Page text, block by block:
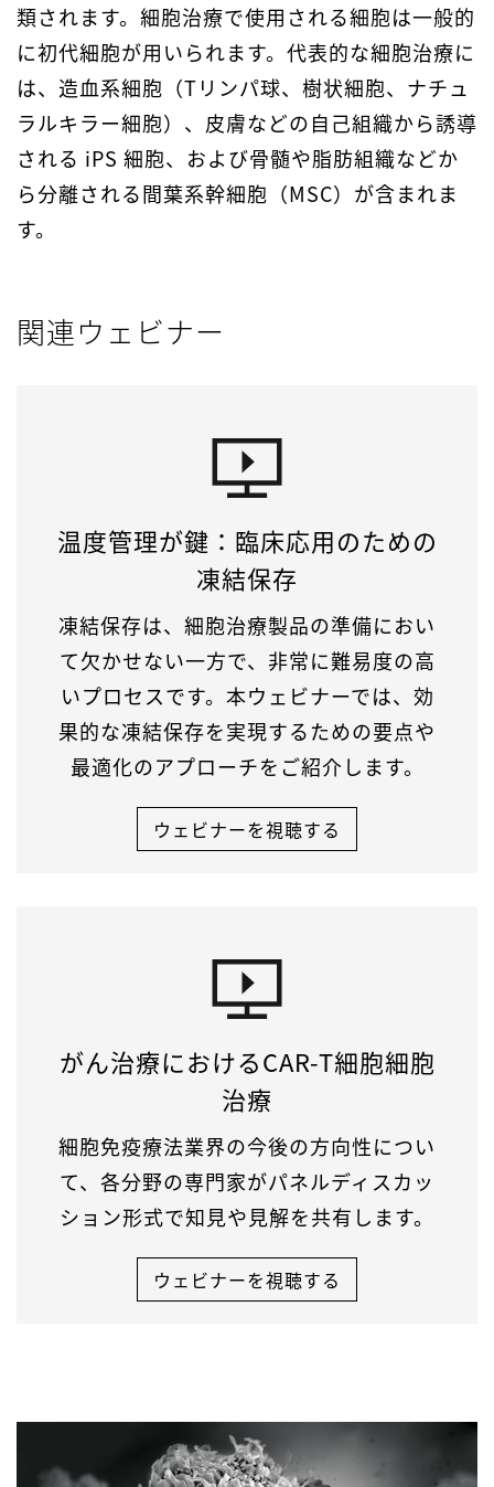
類されます。細胞治療で使用される細胞は一般的
に初代細胞が用いられます。代表的な細胞治療に
は、造血系細胞（Tリンパ球、樹状細胞、ナチュ
ラルキラー細胞）、皮膚などの自己組織から誘導
される iPS 細胞、および骨髄や脂肪組織などか
ら分離される間葉系幹細胞（MSC）が含まれま
す。
関連ウェビナー
温度管理が鍵：臨床応用のための
凍結保存
凍結保存は、細胞治療製品の準備におい
て欠かせない一方で、非常に難易度の高
いプロセスです。本ウェビナーでは、効
果的な凍結保存を実現するための要点や
最適化のアプローチをご紹介します。
ウェビナーを視聴する
がん治療におけるCAR-T細胞細胞
治療
細胞免疫療法業界の今後の方向性につい
て、各分野の専門家がパネルディスカッ
ション形式で知見や見解を共有します。
ウェビナーを視聴する